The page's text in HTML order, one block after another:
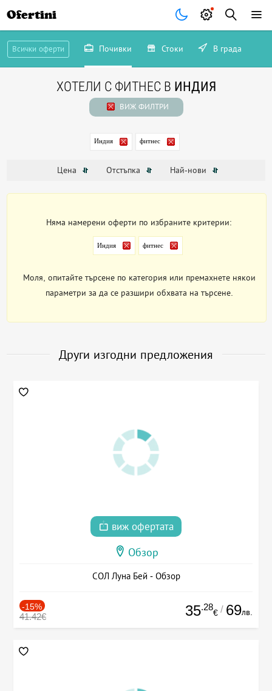
Ofertini
Всички оферти Почивки Стоки В града
ХОТЕЛИ С ФИТНЕС В ИНДИЯ
ВИЖ ФИЛТРИ
Индия фитнес
Цена Отстъпка Най-нови
Няма намерени оферти по избраните критерии:
Индия фитнес
Моля, опитайте търсене по категория или премахнете някои
параметри за да се разшири обхвата на търсене.
Други изгодни предложения
виж офертата
Обзор
СОЛ Луна Бей - Обзор
-15%
41.42€ 35.28
€ / 69лв.